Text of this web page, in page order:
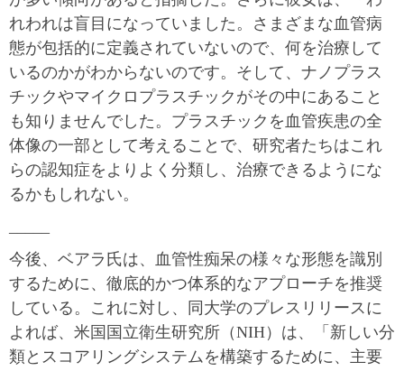
れわれは盲目になっていました。さまざまな血管病
態が包括的に定義されていないので、何を治療して
いるのかがわからないのです。そして、ナノプラス
チックやマイクロプラスチックがその中にあること
も知りませんでした。プラスチックを血管疾患の全
体像の一部として考えることで、研究者たちはこれ
らの認知症をよりよく分類し、治療できるようにな
るかもしれない。
今後、ベアラ氏は、血管性痴呆の様々な形態を識別
するために、徹底的かつ体系的なアプローチを推奨
している。これに対し、同大学のプレスリリースに
よれば、米国国立衛生研究所（NIH）は、「新しい分
類とスコアリングシステムを構築するために、主要